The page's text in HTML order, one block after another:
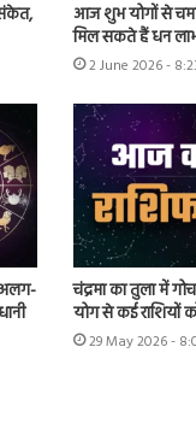
आज शुभ योगों से
मिल सकते हैं धन
2 June 2026 -
अलग-
चंद्रमा का तुला में
योग से कई
29 May 2026 -